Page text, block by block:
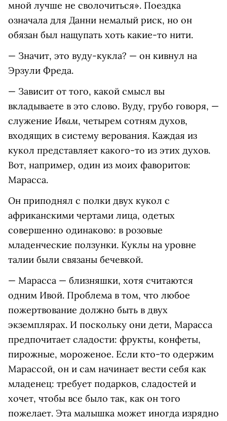
мной лучше не сволочиться». Поездка
означала для Данни немалый риск, но он
обязан был нащупать хоть какие-то нити.
— Значит, это вуду-кукла? — он кивнул на
Эрзули Фреда.
— Зависит от того, какой смысл вы
вкладываете в это слово. Вуду, грубо говоря, —
служение Ивам, четырем сотням духов,
входящих в систему верования. Каждая из
кукол представляет какого-то из этих духов.
Вот, например, один из моих фаворитов:
Марасса.
Он приподнял с полки двух кукол с
африканскими чертами лица, одетых
совершенно одинаково: в розовые
младенческие ползунки. Куклы на уровне
талии были связаны бечевкой.
— Марасса — близняшки, хотя считаются
одним Ивой. Проблема в том, что любое
пожертвование должно быть в двух
экземплярах. И поскольку они дети, Марасса
предпочитает сладости: фрукты, конфеты,
пирожные, мороженое. Если кто-то одержим
Марассой, он и сам начинает вести себя как
младенец: требует подарков, сладостей и
хочет, чтобы все было так, как он того
пожелает. Эта малышка может иногда изрядно